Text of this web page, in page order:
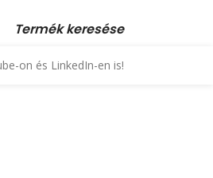
Termék keresése
on és LinkedIn-en is!